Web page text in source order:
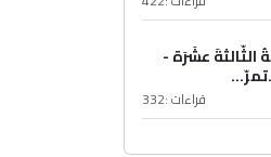
الثّالثةَ عشَرَة -
قراءات :332